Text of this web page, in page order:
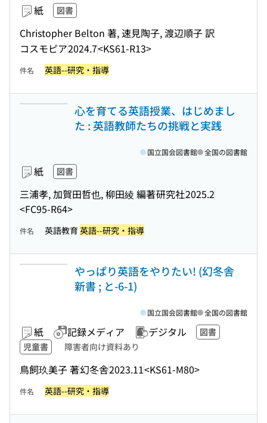
紙 図書
Christopher Belton 著, 速見陶子, 渡辺順子 訳
コスモピア2024.7<KS61-R13>
件名 英語--研究・指導
心を育てる英語授業、はじめまし
た : 英語教師たちの挑戦と実践
紙 図書
三浦孝, 加賀田哲也, 柳田綾 編著研究社2025.2
<FC95-R64>
国立国会図書館 全国の図書館
件名 英語教育英語--研究・指導
やっぱり英語をやりたい! (幻冬舎
新書 ; と-6-1)
紙 記録メディア デジタル
図書
児童書
障害者向け資料あり
鳥飼玖美子 著幻冬舎2023.11<KS61-M80>
国立国会図書館 全国の図書館
件名 英語--研究・指導